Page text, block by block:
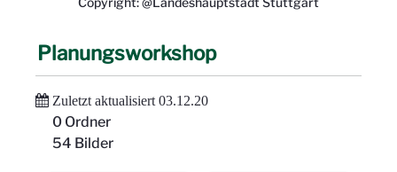
Planungsworkshop
Zuletzt aktualisiert 03.12.20
0 Ordner
54 Bilder